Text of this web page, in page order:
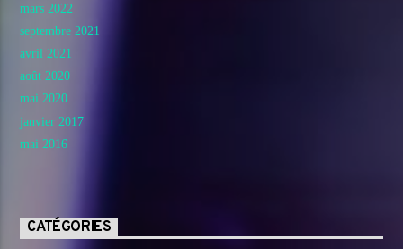
mars 2022
septembre 2021
avril 2021
août 2020
mai 2020
janvier 2017
mai 2016
CATÉGORIES